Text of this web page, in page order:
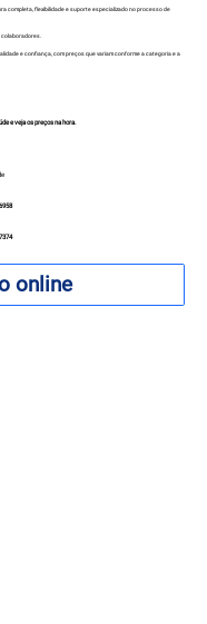
online
completa, flexibilidade e suporte especializado no processo de
e confiança, com preços que variam conforme a categoria e a
e veja os preços na hora.